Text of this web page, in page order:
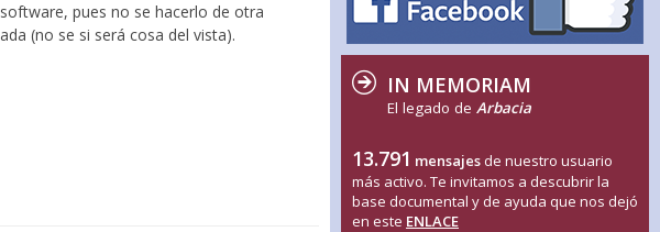
pues no se hacerlo de otra
(no se si será cosa del vista).
IN MEMORIAM
El legado de Arbacia
13.791 mensajes de nuestro usuario
más activo. Te invitamos a descubrir la
base documental y de ayuda que nos dejó
en este ENLACE